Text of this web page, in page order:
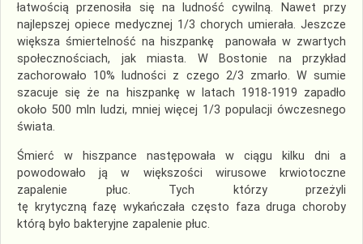
łatwością przenosiła się na ludność cywilną. Nawet przy
najlepszej opiece medycznej 1/3 chorych umierała. Jeszcze
większa śmiertelność na hiszpankę panowała w zwartych
społecznościach, jak miasta. W Bostonie na przykład
zachorowało 10% ludności z czego 2/3 zmarło. W sumie
szacuje się że na hiszpankę w latach 1918-1919 zapadło
około 500 mln ludzi, mniej więcej 1/3 populacji ówczesnego
świata.
Śmierć w hiszpance następowała w ciągu kilku dni a
powodowało ją w większości wirusowe krwiotoczne
zapalenie płuc. Tych którzy przeżyli
tę krytyczną fazę wykańczała często faza druga choroby
którą było bakteryjne zapalenie płuc.